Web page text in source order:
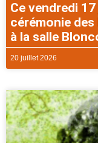
Ce vendredi
cérémonie
à la salle
20 juillet 2026